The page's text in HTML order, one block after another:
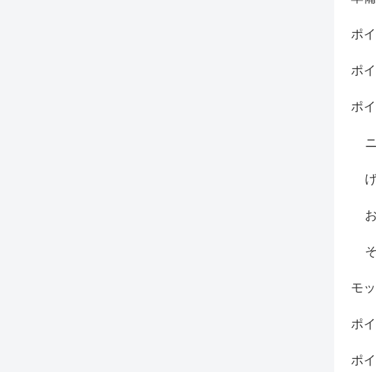
ポ
ポ
ポ
モ
ポ
ポ